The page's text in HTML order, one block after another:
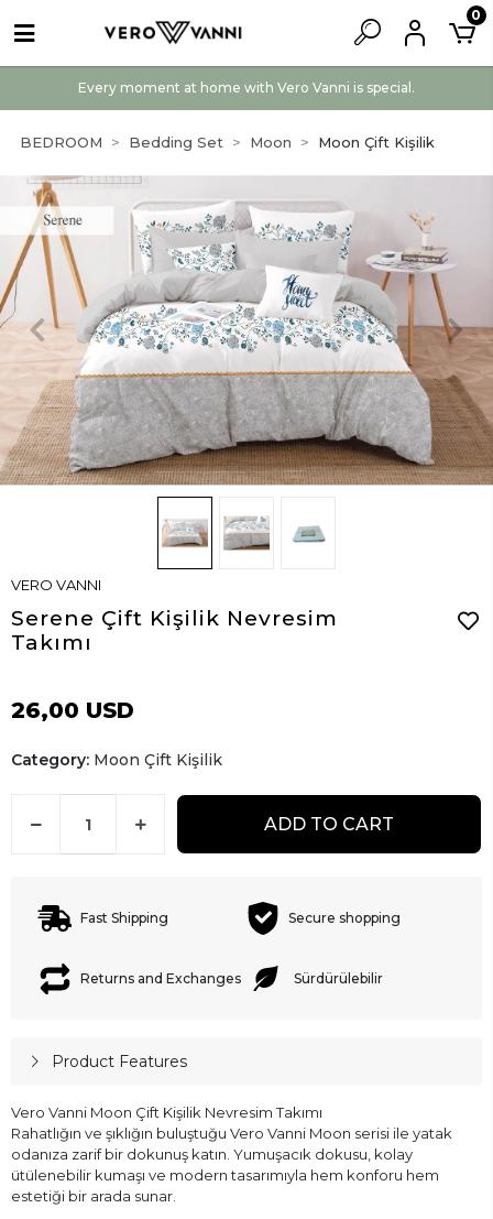
Every moment at home with Vero Vanni is special.
0
BEDROOM Bedding Set Moon Moon Çift Kişilik
VERO VANNI
Serene Çift Kişilik Nevresim
Takımı
26,00 USD
Category: Moon Çift Kişilik
ADD TO CART
Fast Shipping Secure shopping
Returns and Exchanges Sürdürülebilir
Product Features
Vero Vanni Moon Çift Kişilik Nevresim Takımı
Rahatlığın ve şıklığın buluştuğu Vero Vanni Moon serisi ile yatak
odanıza zarif bir dokunuş katın. Yumuşacık dokusu, kolay
ütülenebilir kumaşı ve modern tasarımıyla hem konforu hem
estetiği bir arada sunar.